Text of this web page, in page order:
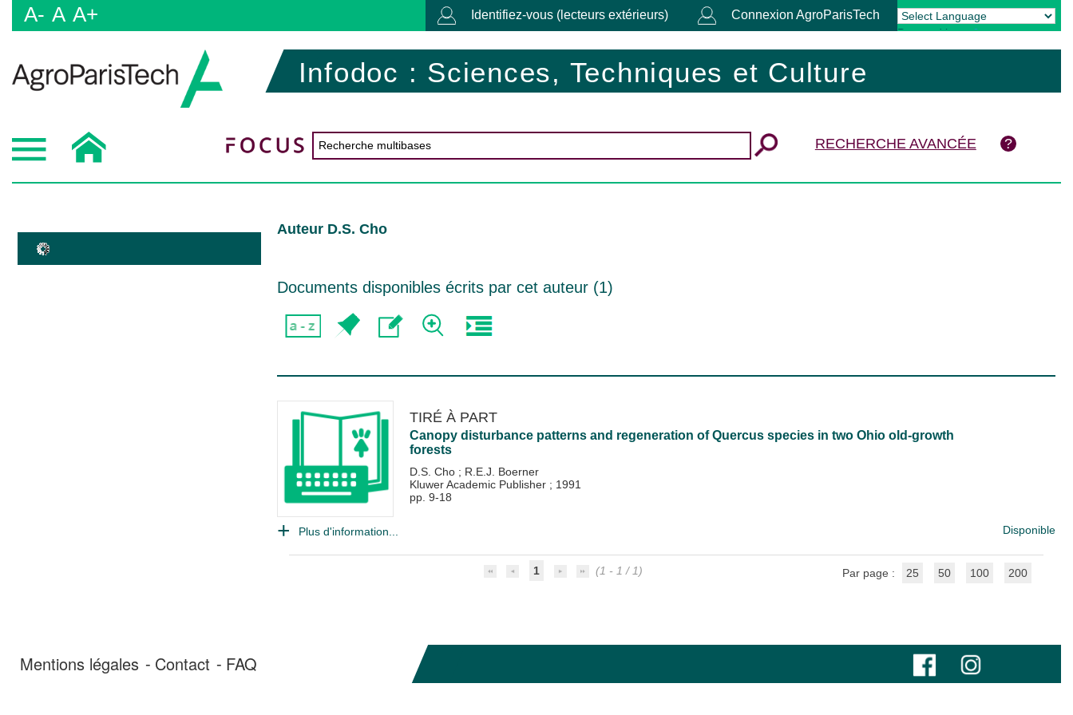
A- A A+ Identifiez-vous (lecteurs extérieurs) Connexion AgroParisTech
Powered by Translate
Infodoc : Sciences, Techniques et Culture
RECHERCHE AVANCÉE
Auteur D.S. Cho
Documents disponibles écrits par cet auteur (1)
TIRÉ À PART
Canopy disturbance patterns and regeneration of Quercus species in two Ohio old-growth
forests
D.S. Cho ; R.E.J. Boerner
Kluwer Academic Publisher ; 1991
pp. 9-18
Plus d'information... Disponible
1 (1 - 1 / 1) Par page : 25 50 100 200
Mentions légales Contact FAQ